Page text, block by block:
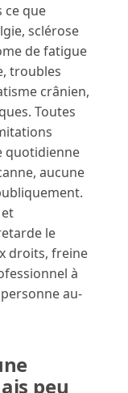
ce que
sclérose
de fatigue
troubles
crânien,
Toutes
quotidienne
aucune
le
droits, freine
à
au-
peu